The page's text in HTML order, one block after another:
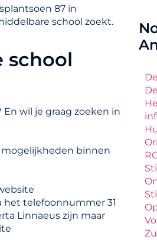
87 in
school zoekt.
school
wil je graag zoeken in
mogelijkheden binnen
het telefoonnummer 31
Linnaeus zijn maar